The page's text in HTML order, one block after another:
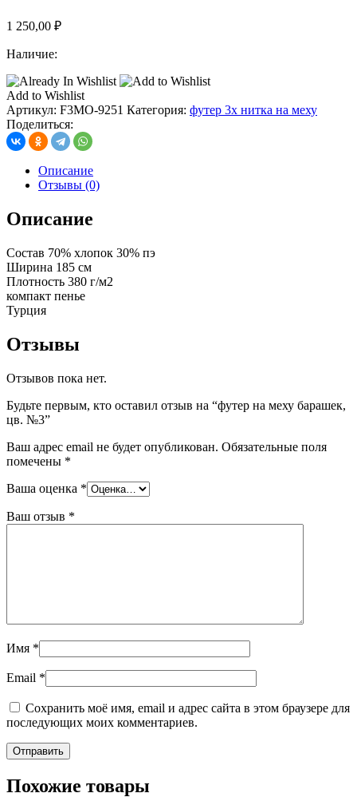
1 250,00 ₽
Наличие:
Add to Wishlist
Артикул: F3MO-9251 Категория: футер 3х нитка на меху
Поделиться:
Описание
Отзывы (0)
Описание
Состав 70% хлопок 30% пэ
Ширина 185 см
Плотность 380 г/м2
компакт пенье
Турция
Отзывы
Отзывов пока нет.
Будьте первым, кто оставил отзыв на “футер на меху барашек,
цв. №3”
Ваш адрес email не будет опубликован. Обязательные поля
помечены *
Ваша оценка *
Ваш отзыв *
Имя *
Email *
Сохранить моё имя, email и адрес сайта в этом браузере для
последующих моих комментариев.
Похожие товары